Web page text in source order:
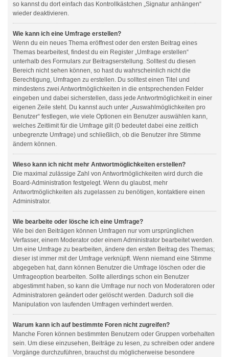
so kannst du dort einfach das Kontrollkästchen „Signatur anhängen“
wieder deaktivieren.
Wie kann ich eine Umfrage erstellen?
Wenn du ein neues Thema eröffnest oder den ersten Beitrag eines
Themas bearbeitest, findest du ein Register „Umfrage erstellen“
unterhalb des Formulars zur Beitragserstellung. Solltest du diesen
Bereich nicht sehen können, so hast du wahrscheinlich nicht die
Berechtigung, Umfragen zu erstellen. Du solltest einen Titel und
mindestens zwei Antwortmöglichkeiten in die entsprechenden Felder
eingeben und dabei sicherstellen, dass jede Antwortmöglichkeit in einer
eigenen Zeile steht. Du kannst auch unter „Auswahlmöglichkeiten pro
Benutzer“ festlegen, wie viele Optionen ein Benutzer auswählen kann,
welches Zeitlimit für die Umfrage gilt (0 bedeutet dabei eine zeitlich
unbegrenzte Umfrage) und schließlich, ob die Benutzer ihre Stimme
ändern können.
Wieso kann ich nicht mehr Antwortmöglichkeiten erstellen?
Die maximal zulässige Zahl von Antwortmöglichkeiten wird durch die
Board-Administration festgelegt. Wenn du glaubst, mehr
Antwortmöglichkeiten als zugelassen zu benötigen, kontaktiere einen
Administrator.
Wie bearbeite oder lösche ich eine Umfrage?
Wie bei den Beiträgen können Umfragen nur vom ursprünglichen
Verfasser, einem Moderator oder einem Administrator bearbeitet werden.
Um eine Umfrage zu bearbeiten, ändere den ersten Beitrag des Themas;
dieser ist immer mit der Umfrage verknüpft. Wenn niemand eine Stimme
abgegeben hat, dann können Benutzer die Umfrage löschen oder die
Umfrageoption bearbeiten. Sollte allerdings schon ein Benutzer
abgestimmt haben, so kann die Umfrage nur noch von Moderatoren oder
Administratoren geändert oder gelöscht werden. Dadurch soll die
Manipulation von laufenden Umfragen verhindert werden.
Warum kann ich auf bestimmte Foren nicht zugreifen?
Manche Foren können bestimmten Benutzern oder Gruppen vorbehalten
sein. Um diese einzusehen, Beiträge zu lesen, zu schreiben oder andere
Vorgänge durchzuführen, brauchst du möglicherweise besondere